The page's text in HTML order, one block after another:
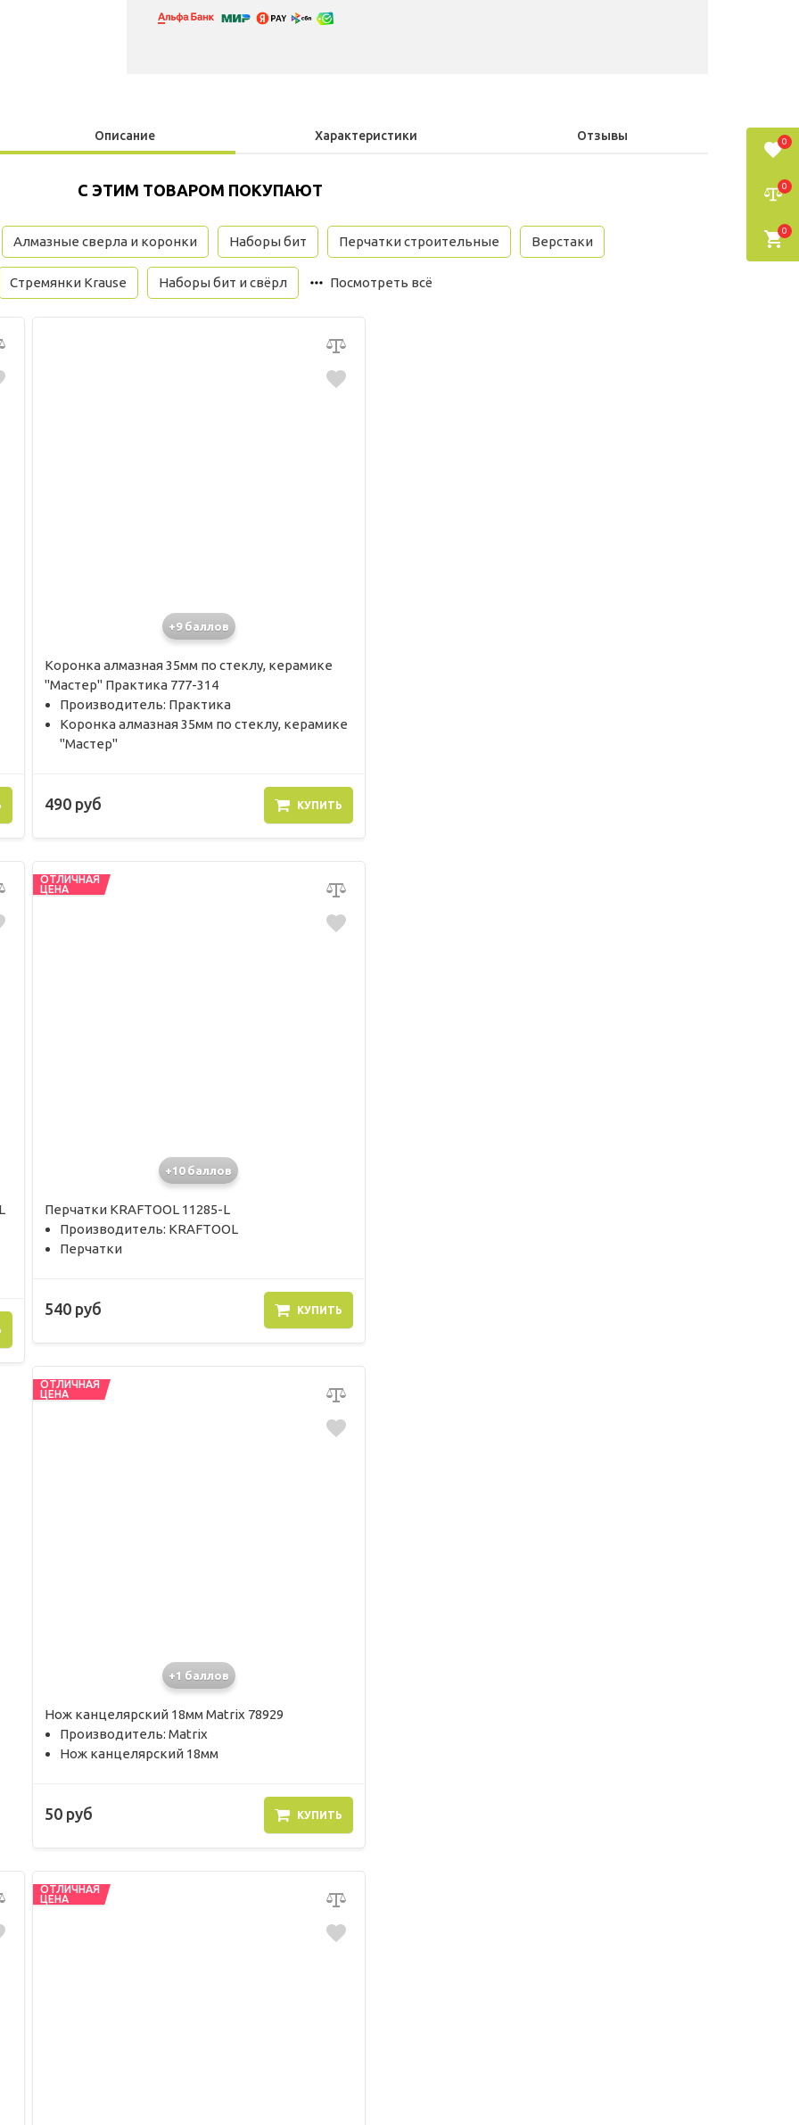
Описание Характеристики Отзывы
С ЭТИМ ТОВАРОМ ПОКУПАЮТ
Алмазные сверла и коронки Наборы бит Перчатки строительные Верстаки
Стремянки Krause Наборы бит и свёрл Посмотреть всё
+9 баллов
Коронка алмазная 35мм по стеклу, керамике
"Мастер" Практика 777-314
Производитель: Практика
Коронка алмазная 35мм по стеклу, керамике
"Мастер"
490 руб КУПИТЬ
ОТЛИЧНАЯ
ЦЕНА
+10 баллов
Перчатки KRAFTOOL 11285-L
Производитель: KRAFTOOL
Перчатки
540 руб КУПИТЬ
ОТЛИЧНАЯ
ЦЕНА
+1 баллов
Нож канцелярский 18мм Matrix 78929
Производитель: Matrix
Нож канцелярский 18мм
50 руб КУПИТЬ
ОТЛИЧНАЯ
ЦЕНА
0
0
0